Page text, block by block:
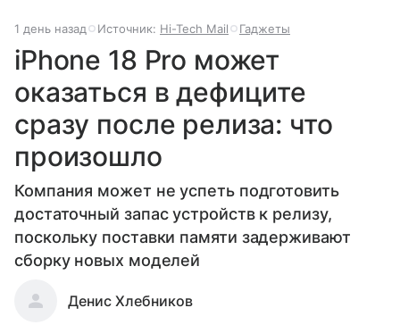
1 день назад Источник: Hi-Tech Mail Гаджеты
iPhone 18 Pro может
оказаться в дефиците
сразу после релиза: что
произошло
Компания может не успеть подготовить
достаточный запас устройств к релизу,
поскольку поставки памяти задерживают
сборку новых моделей
Денис Хлебников